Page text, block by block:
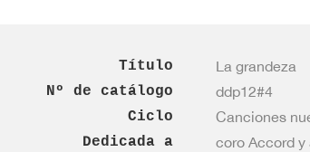
Título
La grandeza
Nº de catálogo
ddp12#4
Ciclo
Canciones
Dedicada a
coro Accord y